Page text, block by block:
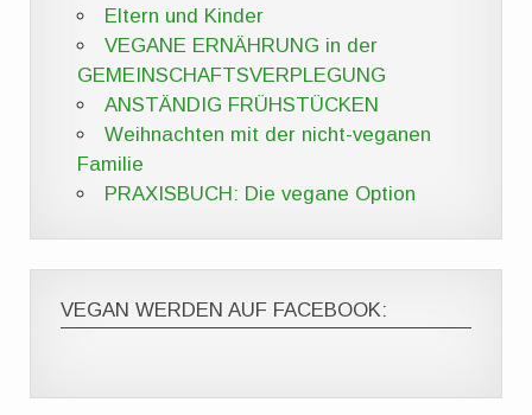
Eltern und Kinder
VEGANE ERNÄHRUNG in der
GEMEINSCHAFTSVERPLEGUNG
ANSTÄNDIG FRÜHSTÜCKEN
Weihnachten mit der nicht-veganen
Familie
PRAXISBUCH: Die vegane Option
VEGAN WERDEN AUF FACEBOOK: